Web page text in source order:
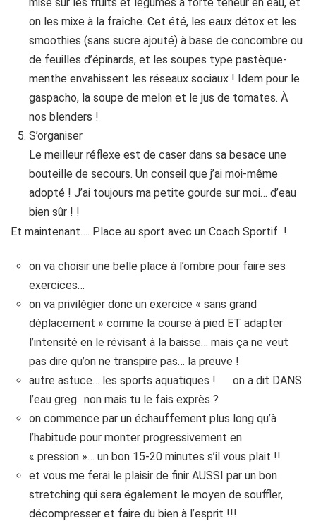
on les mixe à la fraîche. Cet été, les eaux détox et les
smoothies (sans sucre ajouté) à base de concombre ou
de feuilles d’épinards, et les soupes type pastèque-
menthe envahissent les réseaux sociaux ! Idem pour le
gaspacho, la soupe de melon et le jus de tomates. À
nos blenders !
S’organiser
Le meilleur réflexe est de caser dans sa besace une
bouteille de secours. Un conseil que j’ai moi-même
adopté ! J’ai toujours ma petite gourde sur moi… d’eau
bien sûr ! !
Et maintenant…. Place au sport avec un Coach Sportif !
on va choisir une belle place à l’ombre pour faire ses
exercices…
on va privilégier donc un exercice « sans grand
déplacement » comme la course à pied ET adapter
l’intensité en le révisant à la baisse… mais ça ne veut
pas dire qu’on ne transpire pas… la preuve !
autre astuce… les sports aquatiques ! on a dit DANS
l’eau greg.. non mais tu le fais exprès ?
on commence par un échauffement plus long qu’à
l’habitude pour monter progressivement en
« pression »… un bon 15-20 minutes s’il vous plait !!
et vous me ferai le plaisir de finir AUSSI par un bon
stretching qui sera également le moyen de souffler,
décompresser et faire du bien à l’esprit !!!